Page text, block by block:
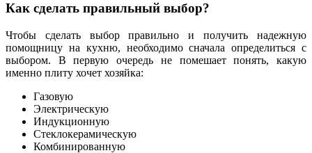
Как сделать правильный выбор?
Чтобы сделать выбор правильно и получить надежную
помощницу на кухню, необходимо сначала определиться с
выбором. В первую очередь не помешает понять, какую
именно плиту хочет хозяйка:
Газовую
Электрическую
Индукционную
Стеклокерамическую
Комбинированную